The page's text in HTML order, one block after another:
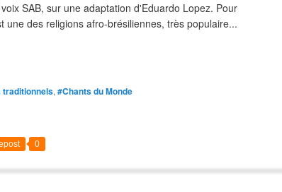
SAB, sur une adaptation d'Eduardo Lopez. Pour
une des religions afro-brésiliennes, très populaire...
traditionnels, #Chants du Monde
0